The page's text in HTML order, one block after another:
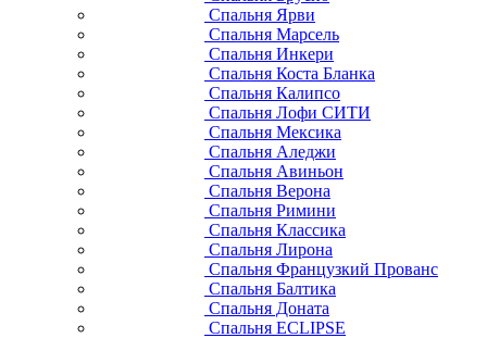
Спальня Ярви
Спальня Марсель
Спальня Инкери
Спальня Коста Бланка
Спальня Калипсо
Спальня Лофи СИТИ
Спальня Мексика
Спальня Аледжи
Спальня Авиньон
Спальня Верона
Спальня Римини
Спальня Классика
Спальня Лирона
Спальня Французкий Прованс
Спальня Балтика
Спальня Доната
Спальня ECLIPSE